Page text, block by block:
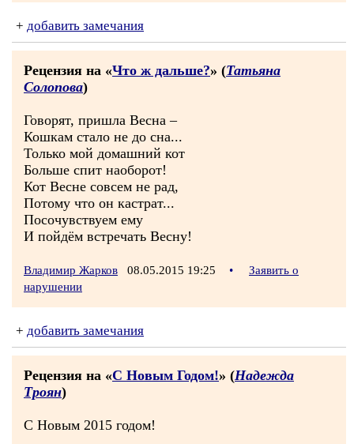
+ добавить замечания
Рецензия на «Что ж дальше?» (Татьяна
Солопова)
Говорят, пришла Весна –
Кошкам стало не до сна...
Только мой домашний кот
Больше спит наоборот!
Кот Весне совсем не рад,
Потому что он кастрат...
Посочувствуем ему
И пойдём встречать Весну!
Владимир Жарков 08.05.2015 19:25 •
Заявить о
нарушении
+ добавить замечания
Рецензия на «С Новым Годом!» (Надежда
Троян)
С Новым 2015 годом!